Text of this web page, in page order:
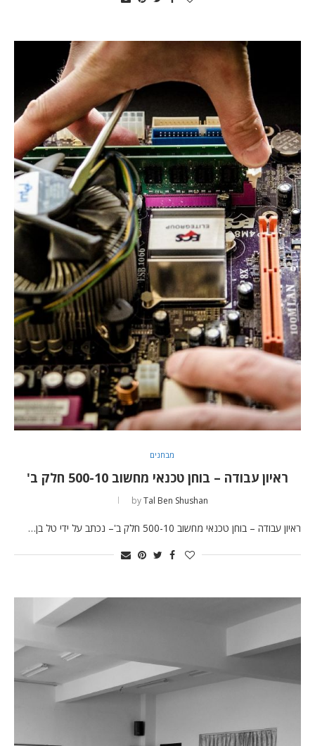
מבחנים
ראיון עבודה – בוחן טכנאי מחשוב 500-10 חלק ב'
byTal Ben Shushan
ראיון עבודה – בוחן טכנאי מחשוב 500-10 חלק ב'– נכתב על ידי טל בן…